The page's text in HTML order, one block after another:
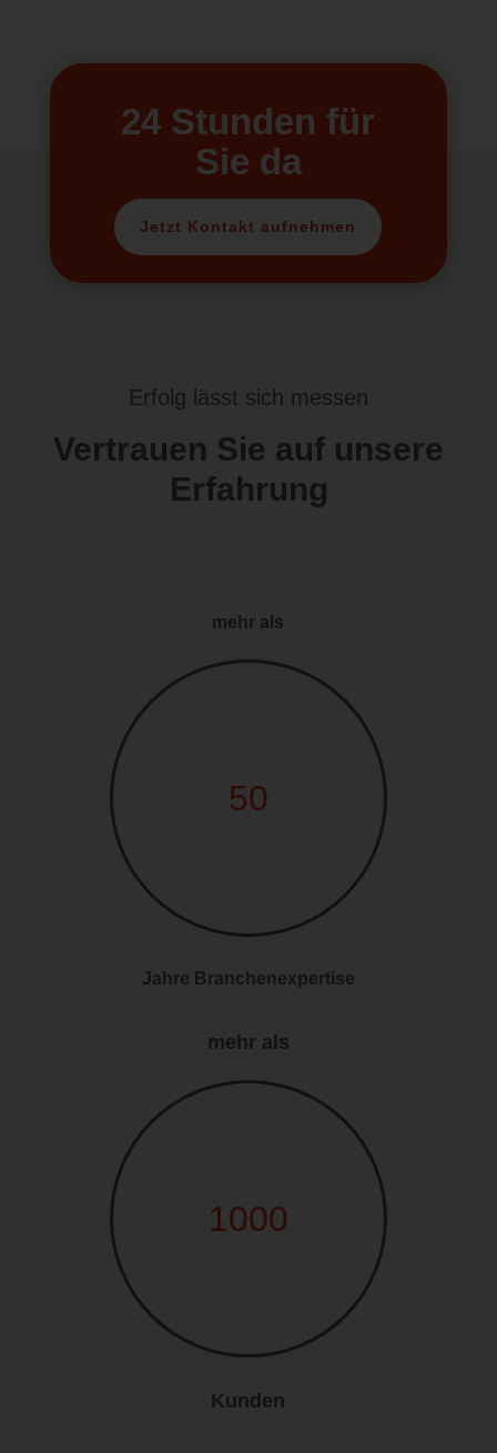
24 Stunden für
Sie da
Jetzt Kontakt aufnehmen
Erfolg lässt sich messen
Vertrauen Sie auf unsere
Erfahrung
mehr als
50
Jahre Branchenexpertise
mehr als
1000
Kunden